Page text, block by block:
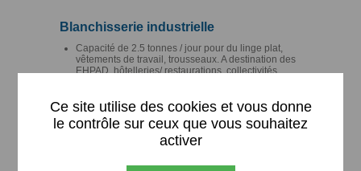
Blanchisserie industrielle
Capacité de 2.5 tonnes / jour pour du linge plat,
vêtements de travail, trousseaux. A destination des
EHPAD, hôtelleries/ restaurations, collectivités,
ESAT "La Thibaudière" à Chambray-Les-Tours
Menuiserie industrielle
Ce site utilise des cookies et vous donne
le contrôle sur ceux que vous souhaitez
activer